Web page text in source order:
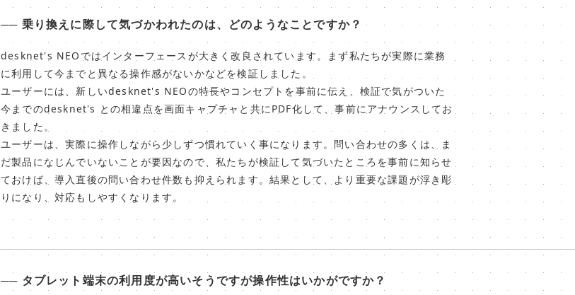
── 乗り換えに際して気づかわれたのは、どのようなことですか？
desknet's NEOではインターフェースが大きく改良されています。まず私たちが実際に業務
に利用して今までと異なる操作感がないかなどを検証しました。
ユーザーには、新しいdesknet's NEOの特長やコンセプトを事前に伝え、検証で気がついた
今までのdesknet's との相違点を画面キャプチャと共にPDF化して、事前にアナウンスしてお
きました。
ユーザーは、実際に操作しながら少しずつ慣れていく事になります。問い合わせの多くは、ま
だ製品になじんでいないことが要因なので、私たちが検証して気づいたところを事前に知らせ
ておけば、導入直後の問い合わせ件数も抑えられます。結果として、より重要な課題が浮き彫
りになり、対応もしやすくなります。
── タブレット端末の利用度が高いそうですが操作性はいかがですか？